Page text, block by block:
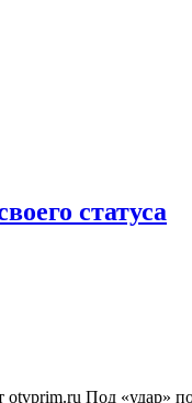
статуса
Под «удар»